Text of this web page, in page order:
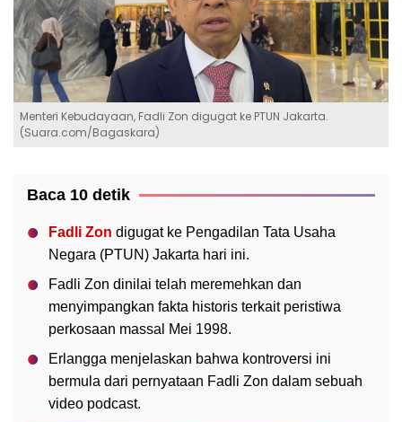
Menteri Kebudayaan, Fadli Zon digugat ke PTUN Jakarta.
(Suara.com/Bagaskara)
Baca 10 detik
Fadli Zon digugat ke Pengadilan Tata Usaha
Negara (PTUN) Jakarta hari ini.
Fadli Zon dinilai telah meremehkan dan
menyimpangkan fakta historis terkait peristiwa
perkosaan massal Mei 1998.
Erlangga menjelaskan bahwa kontroversi ini
bermula dari pernyataan Fadli Zon dalam sebuah
video podcast.